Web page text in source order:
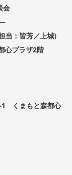
会
当：皆芳／上城)
心プラザ2階
1 くまもと森都心